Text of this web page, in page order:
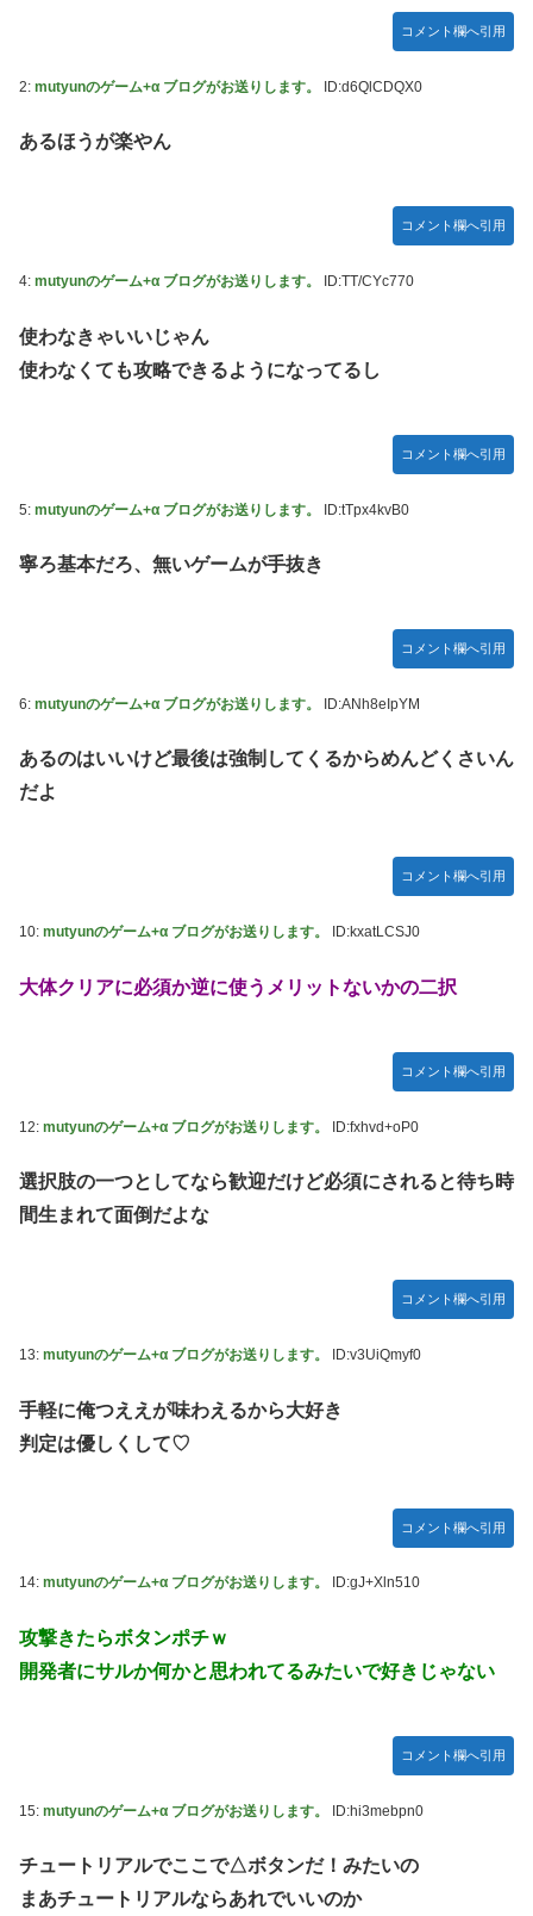
【悲報】ハンターハンター連載再開の様子、全くないｗｗｗ
【日向坂46】Zepp Osaka、客席が想像以上にヤバい…
【艦これ】今回ソ連艦てまたユーロの仲間入りしとんのか
海外「日本なんて行くんじゃなかった…」 日本を知ってし
LIAR GAME -ライアーゲーム- 第17話 感想：秋山さんの逆
転の策がバレちゃった！
【スターウォーズ】グローグーってすごい人気あるんだな…
【デレマス】 仮面ライダーバロンＰ第２話「蒼翼の乙女」
【速報】 ひろゆき、離婚ｗｗｗｗｗｗ
た？」 第29話
【朗報】AKB48 ロッテとコラボ決定！！
ャップタマモクロスアクリル定規」意外(?)な落とし穴によ
【にじさんじ】石神がミームを堪能しとる
16ビートじゃなくて8ビートのウラ(アップビート)を意識す
る意味なのでは？」
に・・・2002年W杯4強の記録取り消しの声も」→「マジで
国の恥だ」「2002年まで疑う価値がある」「国民や国が築
いた国格をサッカー選手が足で蹴り飛ばすね」
熊本県知事の要請をガン無視したTBS、避難所に取材班が押
ｗｗｗｗｗｗｗｗｗｗｗｗｗｗｗｗ
う」と訴える市民団体、それを聞いた被爆3世の人が……
【乃木坂46】
コメント欄へ引用
2: mutyunのゲーム+α ブログがお送りします。 ID:d6QlCDQX0
あるほうが楽やん
コメント欄へ引用
4: mutyunのゲーム+α ブログがお送りします。 ID:TT/CYc770
使わなきゃいいじゃん
使わなくても攻略できるようになってるし
コメント欄へ引用
5: mutyunのゲーム+α ブログがお送りします。 ID:tTpx4kvB0
寧ろ基本だろ、無いゲームが手抜き
コメント欄へ引用
6: mutyunのゲーム+α ブログがお送りします。 ID:ANh8eIpYM
あるのはいいけど最後は強制してくるからめんどくさいん
だよ
コメント欄へ引用
10: mutyunのゲーム+α ブログがお送りします。 ID:kxatLCSJ0
大体クリアに必須か逆に使うメリットないかの二択
コメント欄へ引用
12: mutyunのゲーム+α ブログがお送りします。 ID:fxhvd+oP0
選択肢の一つとしてなら歓迎だけど必須にされると待ち時
間生まれて面倒だよな
コメント欄へ引用
13: mutyunのゲーム+α ブログがお送りします。 ID:v3UiQmyf0
手軽に俺つええが味わえるから大好き
判定は優しくして♡
コメント欄へ引用
14: mutyunのゲーム+α ブログがお送りします。 ID:gJ+Xln510
攻撃きたらボタンポチｗ
開発者にサルか何かと思われてるみたいで好きじゃない
コメント欄へ引用
15: mutyunのゲーム+α ブログがお送りします。 ID:hi3mebpn0
チュートリアルでここで△ボタンだ！みたいの
まあチュートリアルならあれでいいのか